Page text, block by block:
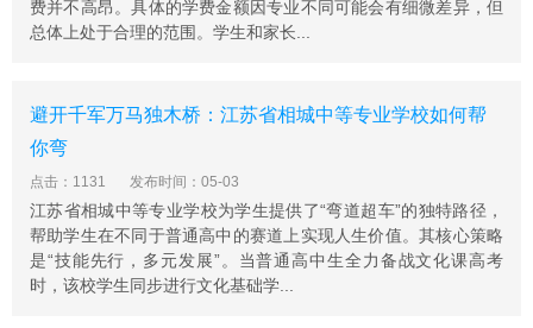
1.课程优势
的学习基础和学习能力，自由选择普通高中高中文化课
程，或在高一结束时进行二次选择，选择普职融通课程。
在学习普通高中文化课程的同时，学校还开设各种艺术选
修课，学生可以根据自己的兴趣爱好自由选择音乐、美
术、舞蹈、传媒等艺术课程;这样学生既可以参加普通高中
文化高考，也可以兼报艺术高考等其他高考方式。
费并不高昂。具体的学费金额因专业不同可能会有细微差异，但
总体上处于合理的范围。学生和家长...
避开千军万马独木桥：江苏省相城中等专业学校如何帮
你弯
点击：1131 发布时间：05-03
江苏省相城中等专业学校为学生提供了“弯道超车”的独特路径，
帮助学生在不同于普通高中的赛道上实现人生价值。其核心策略
是“技能先行，多元发展”。当普通高中生全力备战文化课高考
时，该校学生同步进行文化基础学...